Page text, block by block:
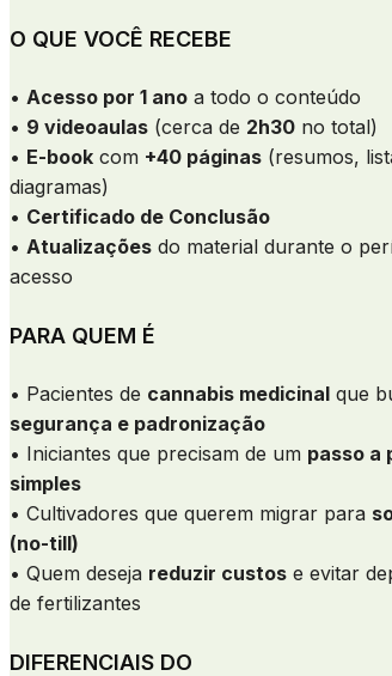
O QUE VOCÊ RECEBE
• Acesso por 1 ano a todo o conteúdo
• 9 videoaulas (cerca de 2h30 no total)
• E-book com +40 páginas (resumos,
diagramas)
• Certificado de Conclusão
• Atualizações do material durante o
acesso
PARA QUEM É
• Pacientes de cannabis medicinal que
segurança e padronização
• Iniciantes que precisam de um passo a
simples
• Cultivadores que querem migrar para
(no-till)
• Quem deseja reduzir custos e evitar
de fertilizantes
DIFERENCIAIS DO